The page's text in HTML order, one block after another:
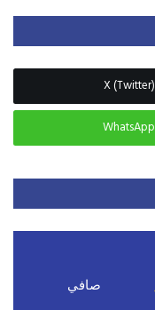
X (Twitter)
WhatsApp
صافي